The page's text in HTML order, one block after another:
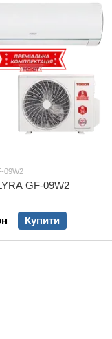
09W2
GF-09W2
Купити